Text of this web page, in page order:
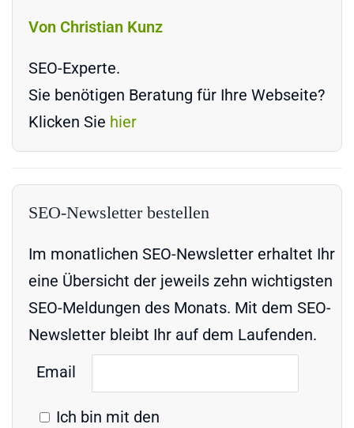
Von Christian Kunz
SEO-Experte.
Sie benötigen Beratung für Ihre Webseite?
Klicken Sie hier
SEO-Newsletter bestellen
Im monatlichen SEO-Newsletter erhaltet Ihr
eine Übersicht der jeweils zehn wichtigsten
SEO-Meldungen des Monats. Mit dem SEO-
Newsletter bleibt Ihr auf dem Laufenden.
Email
Ich bin mit den